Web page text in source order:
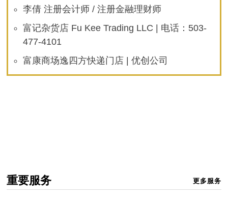
李倩 注册会计师 / 注册金融理财师
富记杂货店 Fu Kee Trading LLC | 电话：503-
477-4101
富康商场逸四方快递门店 | 优创公司
重要服务 更多服务